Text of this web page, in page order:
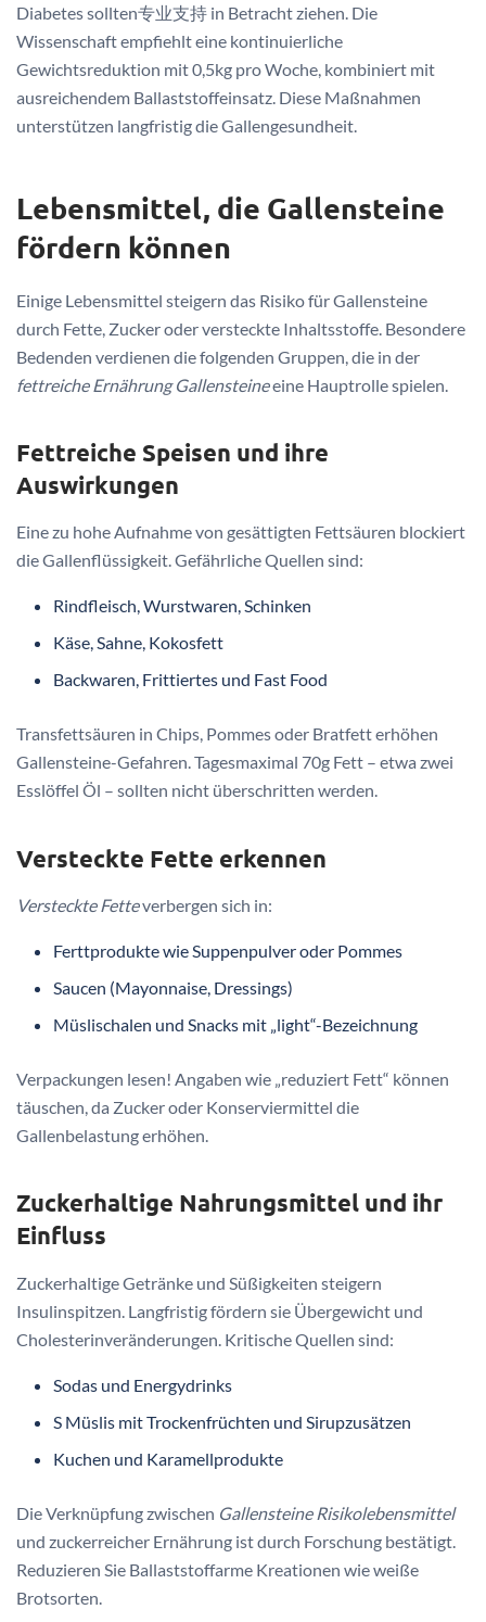
Diabetes sollten专业支持 in Betracht ziehen. Die
Wissenschaft empfiehlt eine kontinuierliche
Gewichtsreduktion mit 0,5kg pro Woche, kombiniert mit
ausreichendem Ballaststoffeinsatz. Diese Maßnahmen
unterstützen langfristig die Gallengesundheit.
Lebensmittel, die Gallensteine
fördern können
Einige Lebensmittel steigern das Risiko für Gallensteine
durch Fette, Zucker oder versteckte Inhaltsstoffe. Besondere
Bedenden verdienen die folgenden Gruppen, die in der
fettreiche Ernährung Gallensteineeine Hauptrolle spielen.
Fettreiche Speisen und ihre
Auswirkungen
Eine zu hohe Aufnahme von gesättigten Fettsäuren blockiert
die Gallenflüssigkeit. Gefährliche Quellen sind:
Rindfleisch, Wurstwaren, Schinken
Käse, Sahne, Kokosfett
Backwaren, Frittiertes und Fast Food
Transfettsäuren in Chips, Pommes oder Bratfett erhöhen
Gallensteine-Gefahren. Tagesmaximal 70g Fett – etwa zwei
Esslöffel Öl – sollten nicht überschritten werden.
Versteckte Fette erkennen
Versteckte Fetteverbergen sich in:
Ferttprodukte wie Suppenpulver oder Pommes
Saucen (Mayonnaise, Dressings)
Müslischalen und Snacks mit „light“-Bezeichnung
Verpackungen lesen! Angaben wie „reduziert Fett“ können
täuschen, da Zucker oder Konserviermittel die
Gallenbelastung erhöhen.
Zuckerhaltige Nahrungsmittel und ihr
Einfluss
Zuckerhaltige Getränke und Süßigkeiten steigern
Insulinspitzen. Langfristig fördern sie Übergewicht und
Cholesterinveränderungen. Kritische Quellen sind:
Sodas und Energydrinks
S Müslis mit Trockenfrüchten und Sirupzusätzen
Kuchen und Karamellprodukte
Die Verknüpfung zwischen Gallensteine Risikolebensmittel
und zuckerreicher Ernährung ist durch Forschung bestätigt.
Reduzieren Sie Ballaststoffarme Kreationen wie weiße
Brotsorten.